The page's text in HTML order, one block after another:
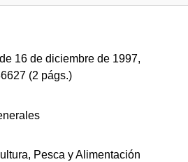
16 de diciembre de 1997,
(2 págs.)
Pesca y Alimentación